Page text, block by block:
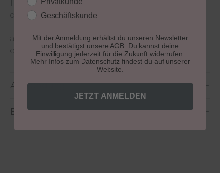
1 mm und 2 mm auf und sind – wie auch der Stiel
des Spot Swirls – acetonbeständig.
aus lackiertem Holz, liegt gut in der Hand und
ermöglicht ein professionelles Arbeiten
Anwendung
Bewertungen
Privatkunde
Geschäftskunde
Mit der Anmeldung erhältst du unseren Newsletter
und bestätigst unsere AGB. Du kannst deine
Einwilligung jederzeit für die Zukunft widerrufen.
Mehr Infos zum Datenschutz findest du auf unserer
Website.
JETZT ANMELDEN